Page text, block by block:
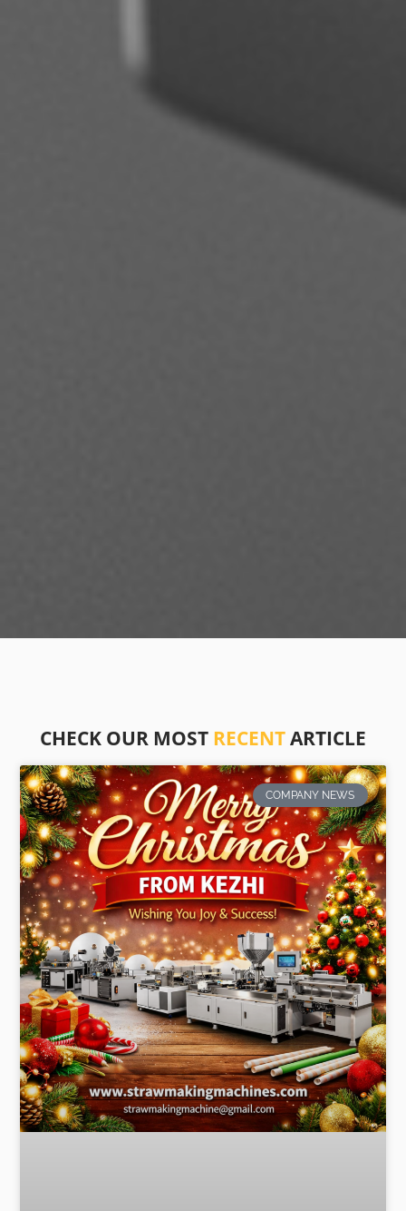
CHECK OUR MOST RECENTARTICLE
COMPANY NEWS